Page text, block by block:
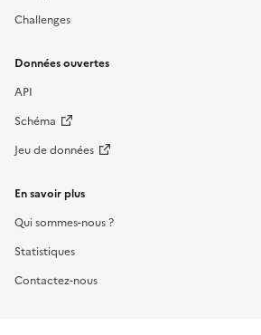
Challenges
Données ouvertes
API
Schéma
Jeu de données
En savoir plus
Qui sommes-nous ?
Statistiques
Contactez-nous